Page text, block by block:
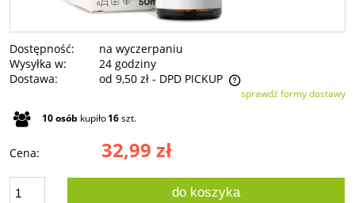
Dostępność:
na wyczerpaniu
Wysyłka w:
24 godziny
Dostawa:
od 9,50 zł - DPD PICKUP
Cena nie zawiera ewentualnych kosztów płatnościsprawdź formy dostawy
10osób kupiło16szt.
Cena: 32,99 zł
do koszyka